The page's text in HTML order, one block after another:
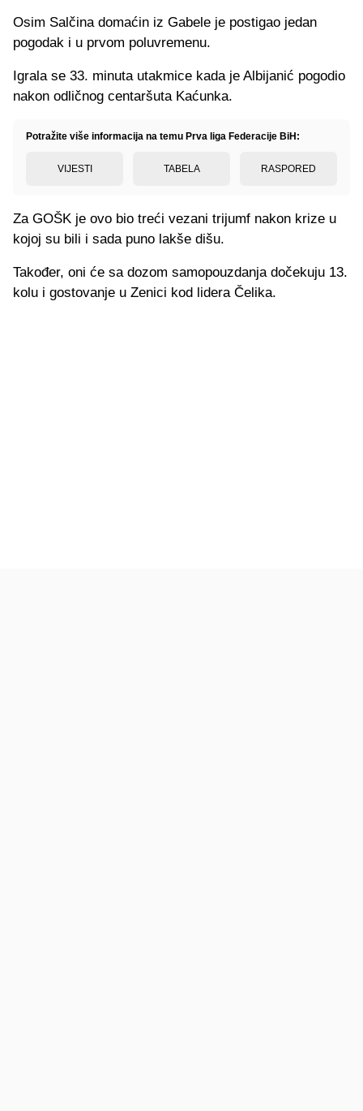
Osim Salčina domaćin iz Gabele je postigao jedan
pogodak i u prvom poluvremenu.
Igrala se 33. minuta utakmice kada je Albijanić pogodio
nakon odličnog centaršuta Kaćunka.
Potražite više informacija na temu Prva liga Federacije BiH:
VIJESTI TABELA RASPORED
Za GOŠK je ovo bio treći vezani trijumf nakon krize u
kojoj su bili i sada puno lakše dišu.
Također, oni će sa dozom samopouzdanja dočekuju 13.
kolu i gostovanje u Zenici kod lidera Čelika.